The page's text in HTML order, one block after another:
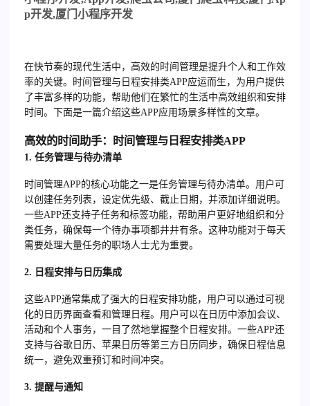
p开发,厦门小程序开发
在快节奏的现代生活中，高效的时间管理是提升个人和工作效
率的关键。时间管理与日程安排类APP应运而生，为用户提供
了丰富多样的功能，帮助他们在繁忙的生活中高效组织和安排
时间。下面是一篇介绍这些APP应用场景多样性的文章。
高效的时间助手：时间管理与日程安排类APP
1. 任务管理与待办清单
时间管理APP的核心功能之一是任务管理与待办清单。用户可
以创建任务列表，设定优先级、截止日期，并添加详细说明。
一些APP还支持子任务和标签功能，帮助用户更好地组织和分
类任务，确保每一个待办事项都井井有条。这种功能对于每天
需要处理大量任务的职场人士尤为重要。
2. 日程安排与日历集成
这些APP通常集成了强大的日程安排功能，用户可以通过可视
化的日历界面查看和管理日程。用户可以在日历中添加会议、
活动和个人事务，一目了然地掌握整个日程安排。一些APP还
支持与谷歌日历、苹果日历等第三方日历同步，确保日程信息
统一，避免双重预订和时间冲突。
3. 提醒与通知